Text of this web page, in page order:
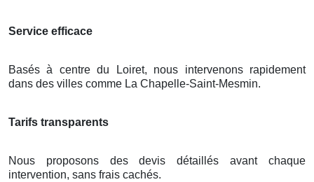
Service efficace
Basés à centre du Loiret, nous intervenons rapidement
dans des villes comme La Chapelle-Saint-Mesmin.
Tarifs transparents
Nous proposons des devis détaillés avant chaque
intervention, sans frais cachés.